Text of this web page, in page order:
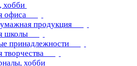
хобби
офиса
продукция
школы
принадлежности
творчества
хобби